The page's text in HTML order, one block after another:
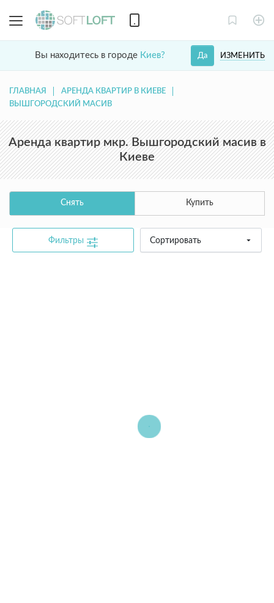
Вы находитесь в городе Киев? ИЗМЕНИТЬ
Да
ГЛАВНАЯ
АРЕНДА КВАРТИР В КИЕВЕ
ВЫШГОРОДСКИЙ МАСИВ
Аренда квартир мкр. Вышгородский масив в
Киеве
Снять Купить
Фильтры Сортировать